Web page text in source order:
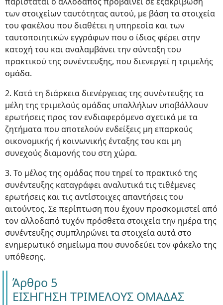
των στοιχείων ταυτότητας αυτού, με βάση τα στοιχεία
του φακέλου που διαθέτει η υπηρεσία και των
ταυτοποιητικών εγγράφων που ο ίδιος φέρει στην
κατοχή του και αναλαμβάνει την σύνταξη του
πρακτικού της συνέντευξης, που διενεργεί η τριμελής
ομάδα.
2. Κατά τη διάρκεια διενέργειας της συνέντευξης τα
μέλη της τριμελούς ομάδας υπαλλήλων υποβάλλουν
ερωτήσεις προς τον ενδιαφερόμενο σχετικά με τα
ζητήματα που αποτελούν ενδείξεις μη επαρκούς
οικονομικής ή κοινωνικής ένταξης του και μη
συνεχούς διαμονής του στη χώρα.
3. Το μέλος της ομάδας που τηρεί το πρακτικό της
συνέντευξης καταγράφει αναλυτικά τις τιθέμενες
ερωτήσεις και τις αντίστοιχες απαντήσεις του
αιτούντος. Σε περίπτωση που έχουν προσκομιστεί από
τον αλλοδαπό τυχόν πρόσθετα στοιχεία την ημέρα της
συνέντευξης συμπληρώνει τα στοιχεία αυτά στο
ενημερωτικό σημείωμα που συνοδεύει τον φάκελο της
υπόθεσης.
Άρθρο 5
ΕΙΣΗΓΗΣΗ ΤΡΙΜΕΛΟΥΣ ΟΜΑΔΑΣ